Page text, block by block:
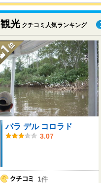
観光 クチコミ人気ランキング
バラ デル コロラド
3.07
1件